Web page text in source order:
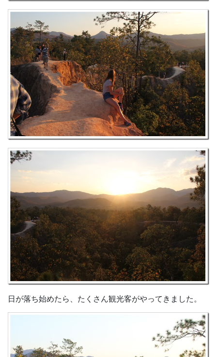
日が落ち始めたら、たくさん観光客がやってきました。